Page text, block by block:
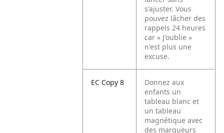
s'ajuster. Vous
pouvez lâcher des
rappels 24 heures
car « J'oublie »
n'est plus une
excuse.
EC Copy 8
Donnez aux
enfants un
tableau blanc et
un tableau
magnétique avec
des marqueurs